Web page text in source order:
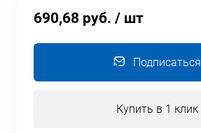
690,68 руб. / шт
Подписаться
Купить в 1 клик